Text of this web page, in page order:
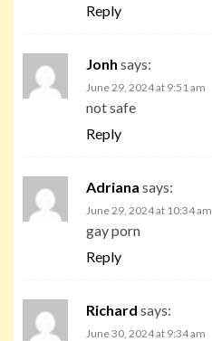
Reply
Jonh says:
June 29, 2024 at 9:51 am
not safe
Reply
Adriana says:
June 29, 2024 at 10:34 am
gay porn
Reply
Richard says:
June 30, 2024 at 9:34 am